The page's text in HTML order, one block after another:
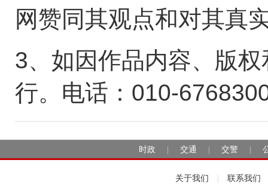
网赞同其观点和对其真
3、如因作品内容、版
行。电话：010-
时政 交通 交警
关于我们 联系我们